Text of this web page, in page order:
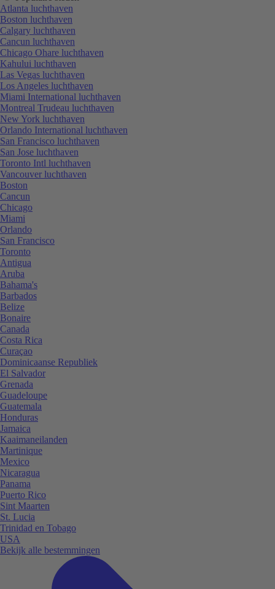
Atlanta luchthaven
Boston luchthaven
Calgary luchthaven
Cancun luchthaven
Chicago Ohare luchthaven
Kahului luchthaven
Las Vegas luchthaven
Los Angeles luchthaven
Miami International luchthaven
Montreal Trudeau luchthaven
New York luchthaven
Orlando International luchthaven
San Francisco luchthaven
San Jose luchthaven
Toronto Intl luchthaven
Vancouver luchthaven
Boston
Cancun
Chicago
Miami
Orlando
San Francisco
Toronto
Antigua
Aruba
Bahama's
Barbados
Belize
Bonaire
Canada
Costa Rica
Curaçao
Dominicaanse Republiek
El Salvador
Grenada
Guadeloupe
Guatemala
Honduras
Jamaica
Kaaimaneilanden
Martinique
Mexico
Nicaragua
Panama
Puerto Rico
Sint Maarten
St. Lucia
Trinidad en Tobago
USA
Bekijk alle bestemmingen